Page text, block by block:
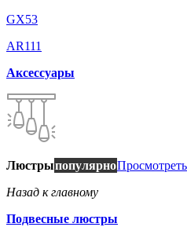
GX53
AR111
Аксессуары
ЛюстрыпопулярноПросмотреть
Назад к главному
Подвесные люстры